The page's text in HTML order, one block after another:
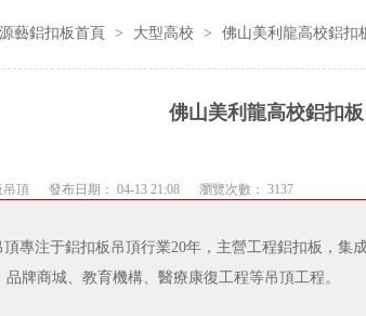
源藝鋁扣板首頁 > 大型高校 > 佛山美利龍高校鋁扣
佛山美利龍高校鋁扣
吊頂 發布日期： 04-13 21:08 瀏覽次數： 3137
頂專注于鋁扣板吊頂行業20年，主營工程鋁扣板，
品牌商城、教育機構、醫療康復工程等吊頂工程。